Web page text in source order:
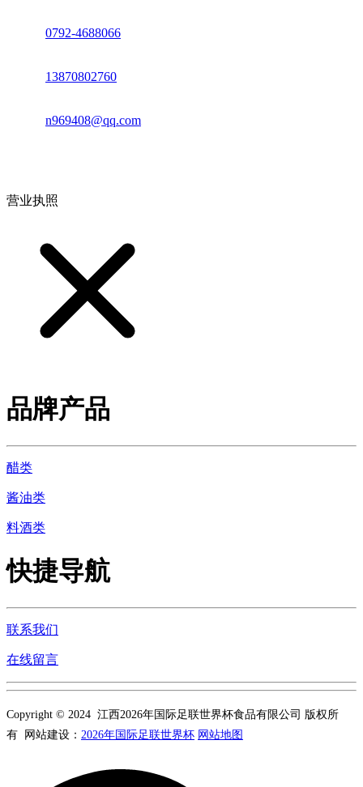
0792-4688066
13870802760
n969408@qq.com
营业执照
品牌产品
醋类
酱油类
料酒类
快捷导航
联系我们
在线留言
Copyright © 2024 江西2026年国际足联世界杯食品有限公司 版权所
有 网站建设： 2026年国际足联世界杯 网站地图